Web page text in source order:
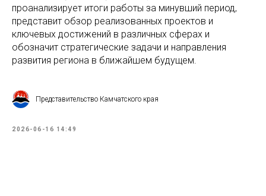
проанализирует итоги работы за минувший период,
представит обзор реализованных проектов и
ключевых достижений в различных сферах и
обозначит стратегические задачи и направления
развития региона в ближайшем будущем.
Представительство Камчатского края
2026-06-16 14:49